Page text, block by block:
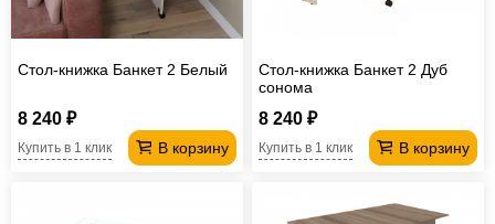
Стол-книжка Банкет 2 Белый
8 240 ₽
В корзину
Купить в 1 клик
Стол-книжка Банкет 2 Дуб
сонома
8 240 ₽
В корзину
Купить в 1 клик